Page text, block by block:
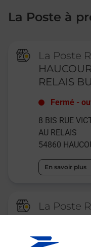
La Poste à
La Poste
RELAIS
Fermé -
8 BIS RUE
AU RELAIS
54860
En savoir plus
La Poste
MEXY